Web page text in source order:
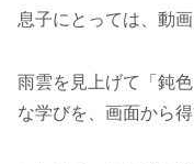
息子にとっては、動
雨雲を見上げて「鈍
な学びを、画面から得